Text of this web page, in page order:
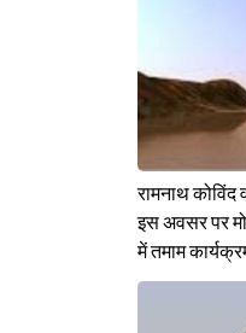
रामनाथ
इस अवसर पर
में तमाम